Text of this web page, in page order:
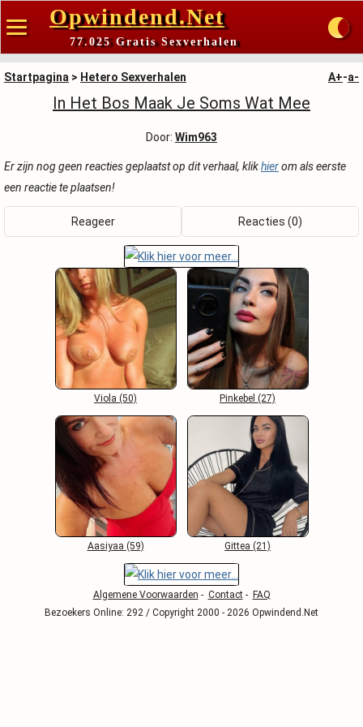
Opwindend.Net
77.025 Gratis Sexverhalen
Startpagina > Hetero Sexverhalen A+-a-
In Het Bos Maak Je Soms Wat Mee
Door: Wim963
Er zijn nog geen reacties geplaatst op dit verhaal, klikhierom als eerste
een reactie te plaatsen!
Reageer Reacties (0)
Viola (50) Pinkebel (27)
Aasiyaa (59) Gittea (21)
Algemene Voorwaarden - Contact- FAQ
Bezoekers Online: 292 / Copyright 2000 - 2026 Opwindend.Net